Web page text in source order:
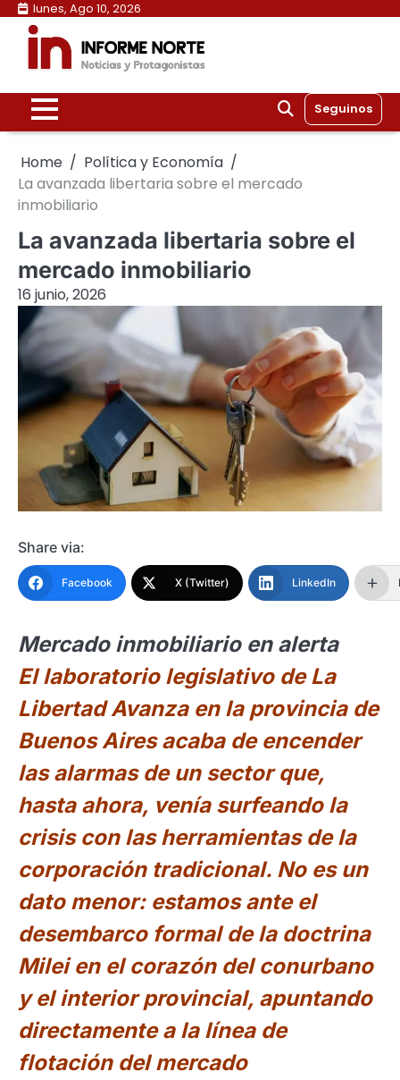
Skip
content
lunes, Ago 10, 2026
Seguinos
Home
Política y Economía
La avanzada libertaria sobre el mercado
inmobiliario
La avanzada libertaria sobre el
mercado inmobiliario
16 junio, 2026
Share via:
Facebook X (Twitter) LinkedIn
Mercado inmobiliario en alerta
El laboratorio legislativo de La
Libertad Avanza en la provincia de
Buenos Aires acaba de encender
las alarmas de un sector que,
hasta ahora, venía surfeando la
crisis con las herramientas de la
corporación tradicional. No es un
dato menor: estamos ante el
desembarco formal de la doctrina
Milei en el corazón del conurbano
y el interior provincial, apuntando
directamente a la línea de
flotación del mercado